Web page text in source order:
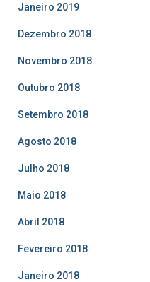
Janeiro 2019
Dezembro 2018
Novembro 2018
Outubro 2018
Setembro 2018
Agosto 2018
Julho 2018
Maio 2018
Abril 2018
Fevereiro 2018
Janeiro 2018